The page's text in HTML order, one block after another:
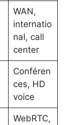
WAN,
internatio
nal, call
center
Conféren
ces, HD
voice
WebRTC,